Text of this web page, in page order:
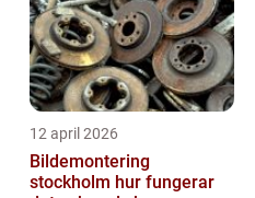
12 april 2026
Bildemontering
stockholm hur fungerar